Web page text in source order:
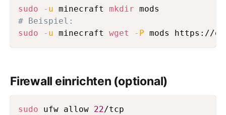
sudo -u minecraft mkdir
# Beispiel:
sudo
-u minecraft wget -P
Firewall einrichten (optional)
sudo ufw allow 22